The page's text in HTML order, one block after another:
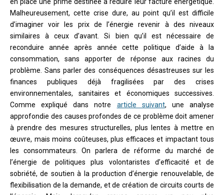
Malheureusement, cette crise dure, au point qu’il est difficile
d’imaginer voir les prix de l’énergie revenir à des niveaux
similaires à ceux d’avant. Si bien qu’il est nécessaire de
reconduire année après année cette politique d’aide à la
consommation, sans apporter de réponse aux racines du
problème. Sans parler des conséquences désastreuses sur les
finances publiques déjà fragilisées par des crises
environnementales, sanitaires et économiques successives.
Comme expliqué dans notre article suivant, une analyse
approfondie des causes profondes de ce problème doit amener
à prendre des mesures structurelles, plus lentes à mettre en
œuvre, mais moins coûteuses, plus efficaces et impactant tous
les consommateurs. On parlera de réforme du marché de
l’énergie de politiques plus volontaristes d’efficacité et de
sobriété, de soutien à la production d’énergie renouvelable, de
flexibilisation de la demande, et de création de circuits courts de